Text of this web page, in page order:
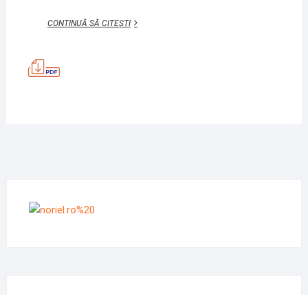
CONTINUĂ SĂ CITEȘTICUVINTE